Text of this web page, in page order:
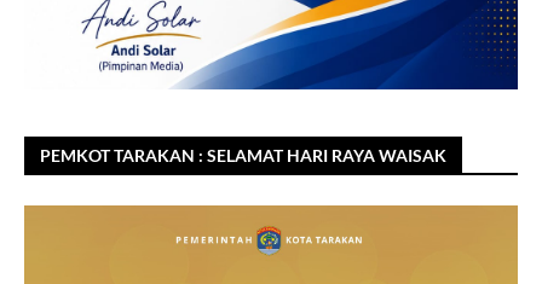
PEMKOT TARAKAN : SELAMAT HARI RAYA WAISAK